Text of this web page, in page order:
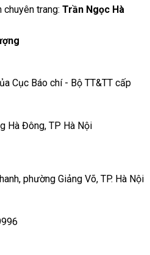
trang: Trần Ngọc Hà
Cục Báo chí - Bộ TT&TT cấp
Hà Đông, TP Hà Nội
phường Giảng Võ, TP. Hà Nội